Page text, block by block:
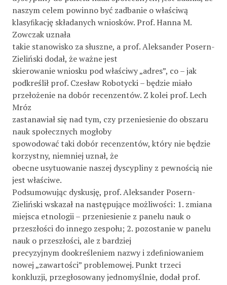
naszym celem powinno być zadbanie o właściwą
klasyﬁkację składanych wniosków. Prof. Hanna M.
Zowczak uznała
takie stanowisko za słuszne, a prof. Aleksander Posern-
Zieliński dodał, że ważne jest
skierowanie wniosku pod właściwy „adres”, co – jak
podkreślił prof. Czesław Robotycki – będzie miało
przełożenie na dobór recenzentów. Z kolei prof. Lech
Mróz
zastanawiał się nad tym, czy przeniesienie do obszaru
nauk społecznych mogłoby
spowodować taki dobór recenzentów, który nie będzie
korzystny, niemniej uznał, że
obecne usytuowanie naszej dyscypliny z pewnością nie
jest właściwe.
Podsumowując dyskusję, prof. Aleksander Posern-
Zieliński wskazał na następujące możliwości: 1. zmiana
miejsca etnologii – przeniesienie z panelu nauk o
przeszłości do innego zespołu; 2. pozostanie w panelu
nauk o przeszłości, ale z bardziej
precyzyjnym dookreśleniem nazwy i zdeﬁniowaniem
nowej „zawartości” problemowej. Punkt trzeci
konkluzji, przegłosowany jednomyślnie, dodał prof.